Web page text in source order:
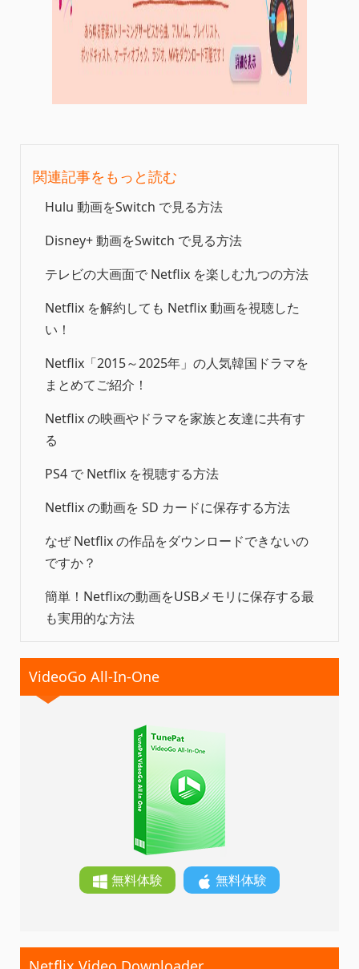
関連記事をもっと読む
Hulu 動画をSwitch で見る方法
Disney+ 動画をSwitch で見る方法
テレビの大画面で Netflix を楽しむ九つの方法
Netflix を解約しても Netflix 動画を視聴した
い！
Netflix「2015～2025年」の人気韓国ドラマを
まとめてご紹介！
Netflix の映画やドラマを家族と友達に共有す
る
PS4 で Netflix を視聴する方法
Netflix の動画を SD カードに保存する方法
なぜ Netflix の作品をダウンロードできないの
ですか？
簡単！Netflixの動画をUSBメモリに保存する最
も実用的な方法
VideoGo All-In-One
無料体験 無料体験